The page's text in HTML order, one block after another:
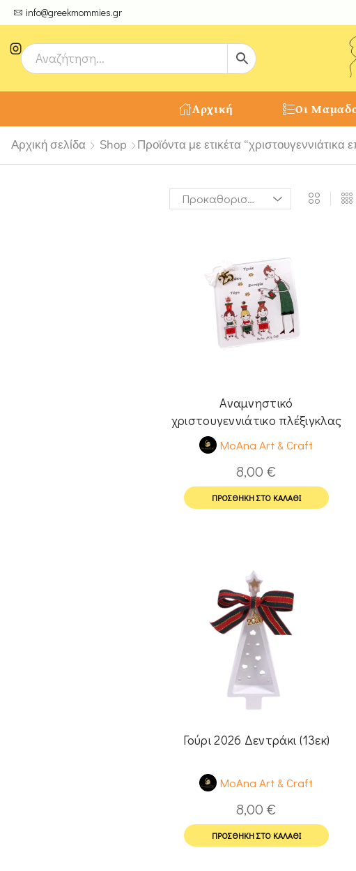
info@greekmommies.gr
μοναδικές δημιουργίες από τους Χειροτέχνες μας!
Αρχική Οι
Αρχική σελίδα Shop Προϊόντα με ετικέτα “χριστουγεννιάτικα
Αναμνηστικό
χριστουγεννιάτικο πλέξιγκλας
σουβέρ για δασκάλα
MoAna Art & Craft
8,00€
ΠΡΟΣΘΉΚΗ ΣΤΟ ΚΑΛΆΘΙ
Γούρι 2026 Δεντράκι (13εκ)
MoAna Art & Craft
8,00€
ΠΡΟΣΘΉΚΗ ΣΤΟ ΚΑΛΆΘΙ